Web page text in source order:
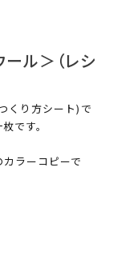
ル＞（レシ
くり方シート)で
です。
ラーコピーで